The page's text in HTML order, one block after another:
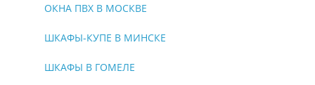
ОКНА ПВХ В МОСКВЕ
ШКАФЫ-КУПЕ В МИНСКЕ
ШКАФЫ В ГОМЕЛЕ